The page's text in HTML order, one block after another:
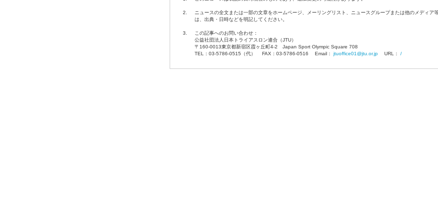
2.
ニュースの全文または一部の文章をホームページ、メーリングリスト、ニュースグループまたは他のメディア
は、出典・日時などを明記してください。
3.
この記事へのお問い合わせ：
公益社団法人日本トライアスロン連合（JTU）
〒160-0013東京都新宿区霞ヶ丘町4-2 Japan Sport Olympic Square 708
TEL：03-5786-0515（代） FAX：03-5786-0516 Email： jtuoffice01@jtu.or.jp URL： /